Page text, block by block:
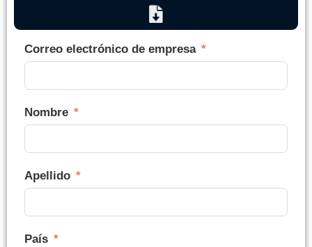
Correo electrónico de empresa
Nombre
Apellido
País